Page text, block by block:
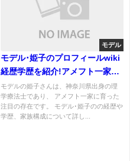
モデル
モデル･姫子のプロフィールwiki
経歴学歴を紹介!アメフト一家の
実績がヤバイ！
モデルの姫子さんは、神奈川県出身の理
学療法士であり、 アメフト一家に育った
注目の存在です。 モデル･姫子のの経歴や
学歴、家族構成について詳し...